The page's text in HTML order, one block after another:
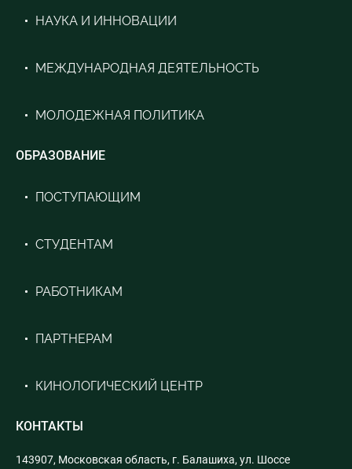
НАУКА И ИННОВАЦИИ
МЕЖДУНАРОДНАЯ ДЕЯТЕЛЬНОСТЬ
МОЛОДЕЖНАЯ ПОЛИТИКА
ОБРАЗОВАНИЕ
ПОСТУПАЮЩИМ
СТУДЕНТАМ
РАБОТНИКАМ
ПАРТНЕРАМ
КИНОЛОГИЧЕСКИЙ ЦЕНТР
КОНТАКТЫ
143907, Московская область, г. Балашиха, ул. Шоссе